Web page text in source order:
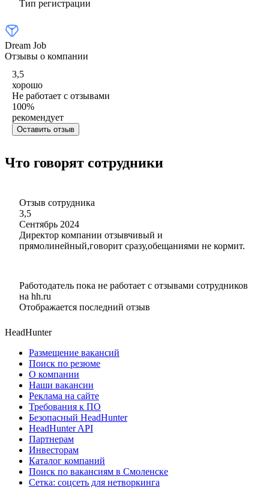
Тип регистрации
Dream Job
Отзывы о компании
3,5
хорошо
Не работает с отзывами
100%
рекомендует
Оставить отзыв
Что говорят сотрудники
Отзыв сотрудника
3,5
Сентябрь 2024
Директор компании отзывчивый и
прямолинейный,говорит сразу,обещаниями не кормит.
Работодатель пока не работает с отзывами сотрудников
на hh.ru
Отображается последний отзыв
HeadHunter
Размещение вакансий
Поиск по резюме
О компании
Наши вакансии
Реклама на сайте
Требования к ПО
Безопасный HeadHunter
HeadHunter API
Партнерам
Инвесторам
Каталог компаний
Поиск по вакансиям в Смоленске
Сетка: соцсеть для нетворкинга